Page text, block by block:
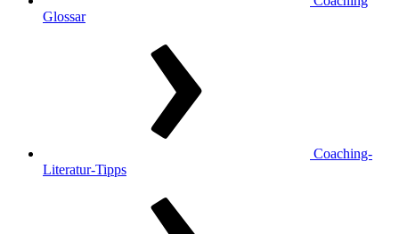
Glossar
Coaching-
Literatur-Tipps